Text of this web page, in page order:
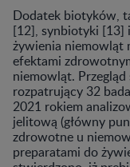
Dodatek biotyków,
[12], synbiotyki
żywienia niemowląt
efektami
niemowląt.
rozpatrujący 32
2021 rokiem
jelitową (główny
zdrowotne u
preparatami do